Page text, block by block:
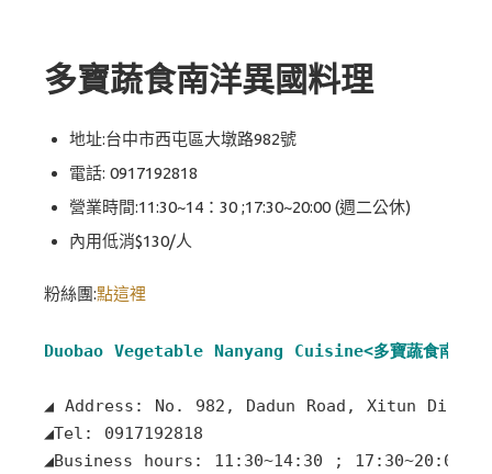
多寶蔬食南洋異國料理
地址:台中市西屯區大墩路982號
電話: 0917192818
營業時間:11:30~14：30 ;17:30~20:00 (週二公休)
內用低消$130/人
粉絲團:點這裡
Duobao Vegetable Nanyang Cuisine<多寶蔬食南洋異
◢ Address: No. 982, Dadun Road, Xitun
◢Tel: 0917192818
◢Business hours: 11:30~14:30 ; 17:30~20:00